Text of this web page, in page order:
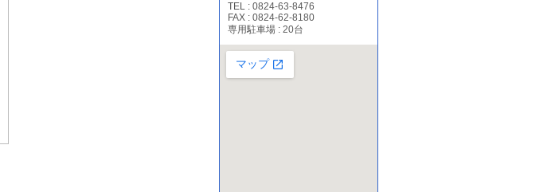
TEL : 0824-63-8476
FAX : 0824-62-8180
専用駐車場 : 20台